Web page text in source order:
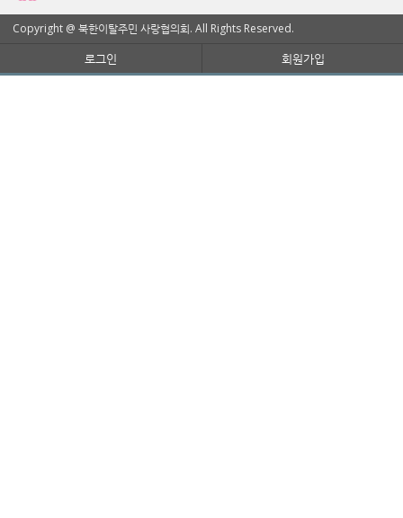
Copyright @ 북한이탈주민 사랑협의회. All Rights Reserved.
로그인 회원가입